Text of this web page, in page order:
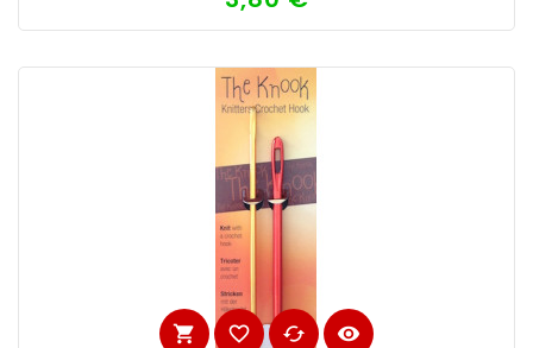
shopping_cart favorite_border cached visibility